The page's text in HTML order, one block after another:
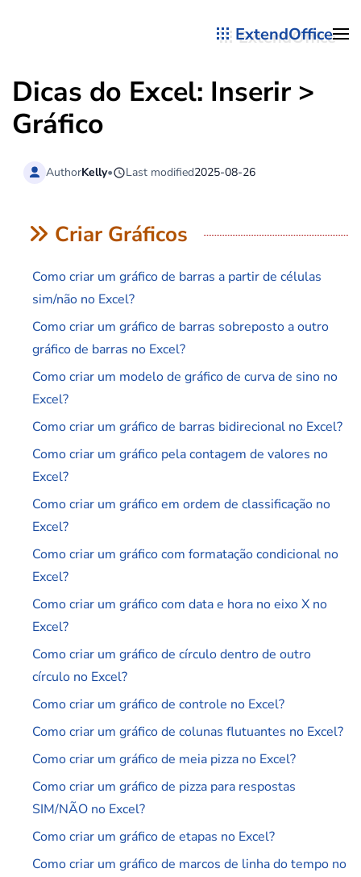
ExtendOffice
Dicas do Excel: Inserir >
Gráfico
AuthorKelly• Last modified2025-08-26
Criar Gráficos
Como criar um gráfico de barras a partir de células
sim/não no Excel?
Como criar um gráfico de barras sobreposto a outro
gráfico de barras no Excel?
Como criar um modelo de gráfico de curva de sino no
Excel?
Como criar um gráfico de barras bidirecional no Excel?
Como criar um gráfico pela contagem de valores no
Excel?
Como criar um gráfico em ordem de classificação no
Excel?
Como criar um gráfico com formatação condicional no
Excel?
Como criar um gráfico com data e hora no eixo X no
Excel?
Como criar um gráfico de círculo dentro de outro
círculo no Excel?
Como criar um gráfico de controle no Excel?
Como criar um gráfico de colunas flutuantes no Excel?
Como criar um gráfico de meia pizza no Excel?
Como criar um gráfico de pizza para respostas
SIM/NÃO no Excel?
Como criar um gráfico de etapas no Excel?
Como criar um gráfico de marcos de linha do tempo no